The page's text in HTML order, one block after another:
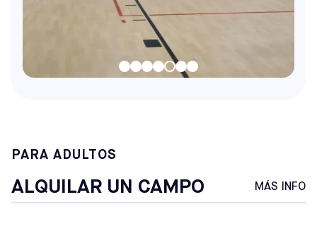
PARA ADULTOS
ALQUILAR UN CAMPO MÁS INFO